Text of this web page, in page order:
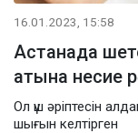
16.01.2023, 15:58
Астанада
атына несие
Ол үш әріптесін
шығын келтірген